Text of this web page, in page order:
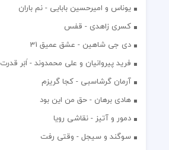
یوناس و امیرحسین بابایی - نم باران
کسری زاهدی - قفس
دی جی شاهین - عشق عمیق 31
فرید پیروانیان و علی محمدوند - اَبَر قدرت
آرمان گرشاسبی - کجا گریزم
هادی برهان - حق من این بود
دمور و آتیز - نقاشی رویا
سوگند و سیجل - وقتی رفت